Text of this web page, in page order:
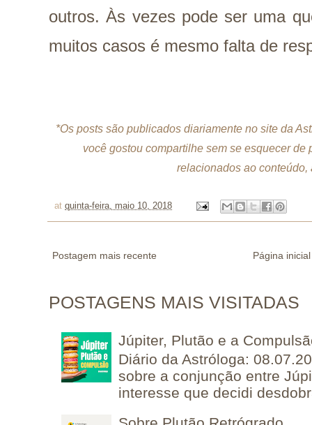
outros. Às vezes pode ser uma
muitos casos é mesmo falta de
*Os posts são publicados diariamente no site da
você gostou compartilhe sem se esquecer
relacionados ao
at quinta-feira, maio 10, 2018
Postagem mais recente Página inicial
POSTAGENS MAIS VISITADAS
Júpiter, Plutão e a
Diário da Astróloga:
sobre a conjunção entre
interesse que decidi